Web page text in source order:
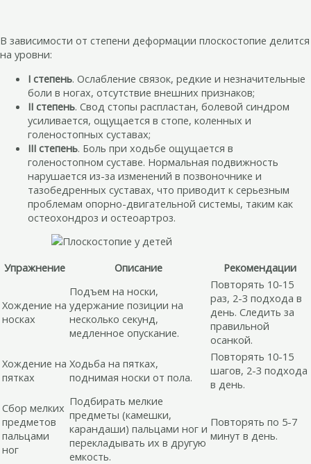
В зависимости от степени деформации плоскостопие делится
на уровни:
I степень. Ослабление связок, редкие и незначительные
боли в ногах, отсутствие внешних признаков;
II степень. Свод стопы распластан, болевой синдром
усиливается, ощущается в стопе, коленных и
голеностопных суставах;
III степень. Боль при ходьбе ощущается в
голеностопном суставе. Нормальная подвижность
нарушается из-за изменений в позвоночнике и
тазобедренных суставах, что приводит к серьезным
проблемам опорно-двигательной системы, таким как
остеохондроз и остеоартроз.
Упражнение Описание Рекомендации
Хождение на
носках
Подъем на носки,
удержание позиции на
несколько секунд,
медленное опускание.
Повторять 10-15
раз, 2-3 подхода в
день. Следить за
правильной
осанкой.
Хождение на
пятках
Ходьба на пятках,
поднимая носки от пола.
Повторять 10-15
шагов, 2-3 подхода
в день.
Сбор мелких
предметов
пальцами
ног
Подбирать мелкие
предметы (камешки,
карандаши) пальцами ног и
перекладывать их в другую
емкость.
Повторять по 5-7
минут в день.